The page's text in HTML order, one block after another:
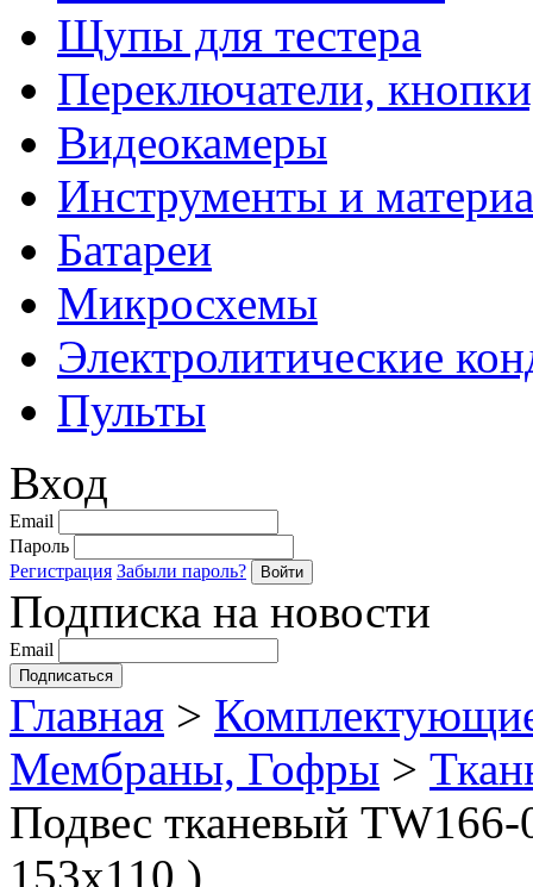
Щупы для тестера
Переключатели,
Видеокамеры
Инструменты и
Батареи
Микросхемы
Электролитические
Пульты
Вход
Email
Пароль
Регистрация Забыли пароль?
Подписка на новости
Email
Главная >
Мембраны, Гофры >
Подвес тканевый
153х110 )